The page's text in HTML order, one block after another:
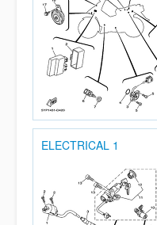
ELECTRICAL 1